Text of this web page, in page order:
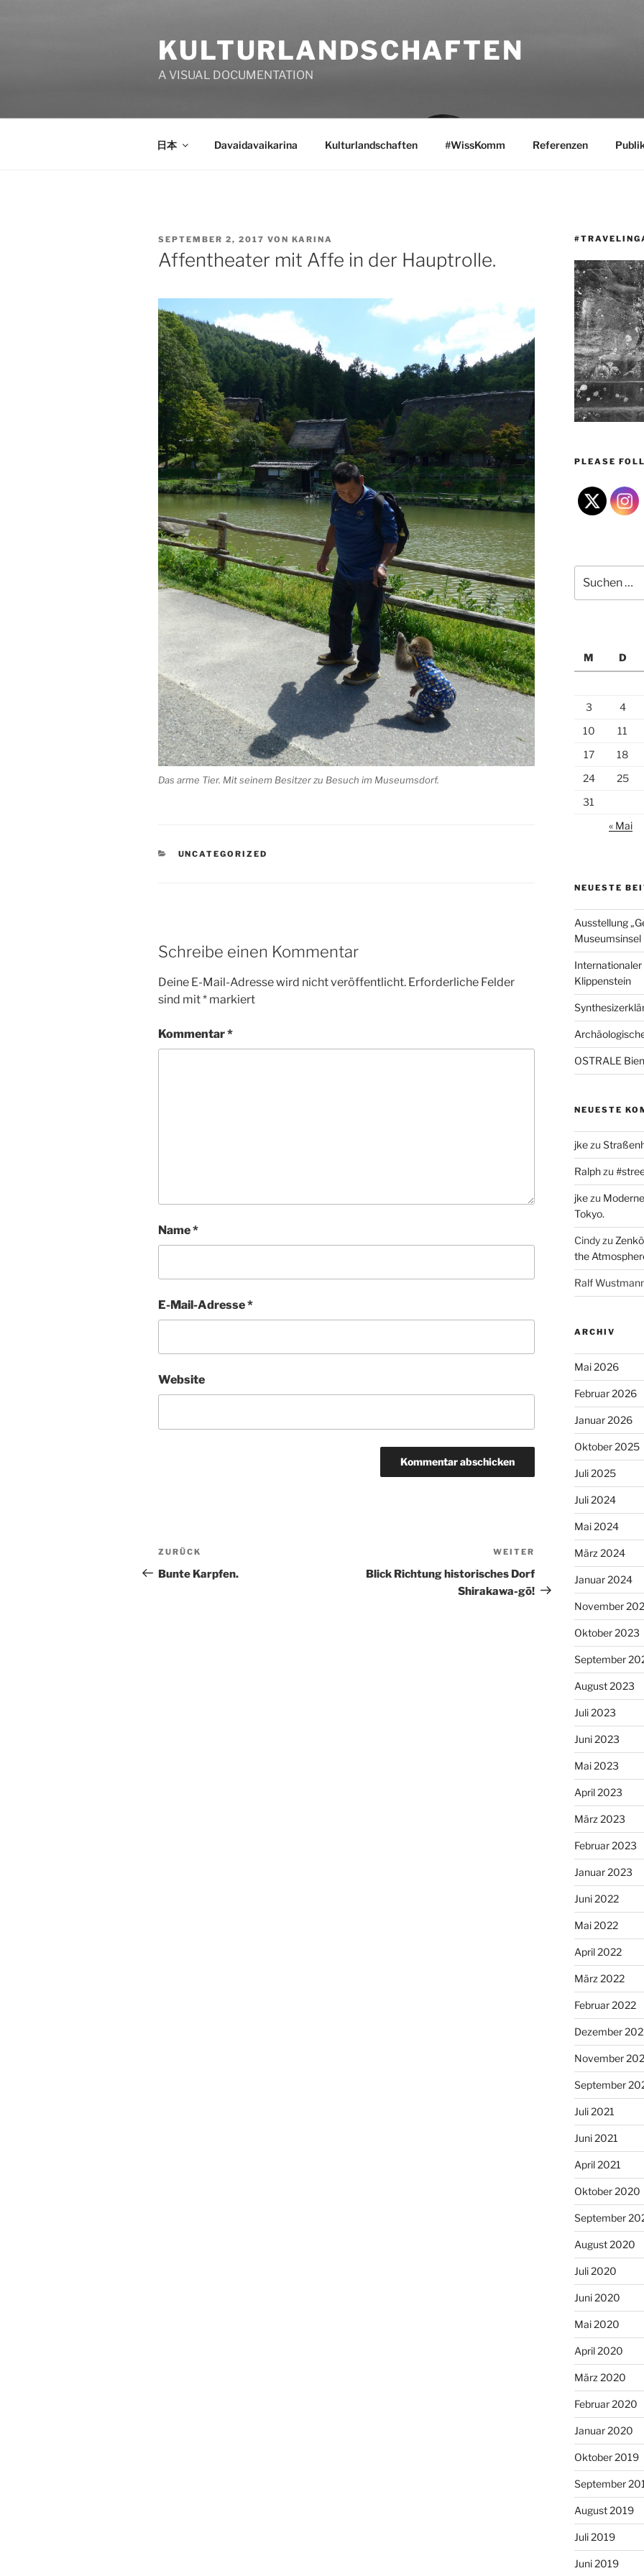
KULTURLANDSCHAFTEN
A VISUAL DOCUMENTATION
日本 Davaidavaikarina Kulturlandschaften #WissKomm Referenzen
VERÖFFENTLICHT
AM
SEPTEMBER 2, 2017 VON KARINA
Affentheater mit Affe in der Hauptrolle.
Das arme Tier. Mit seinem Besitzer zu Besuch im Museumsdorf.
KATEGORIEN
UNCATEGORIZED
Schreibe einen Kommentar
Deine E-Mail-Adresse wird nicht veröffentlicht. Erforderliche Felder
sind mit* markiert
Kommentar*
Name*
E-Mail-Adresse*
Website
Beitragsnavigation
Vorheriger
Beitrag
ZURÜCK
Bunte Karpfen.
Nächster
Beitrag
WEITER
Blick Richtung historisches Dorf
Shirakawa-gō!
PLEASE
nach:
M D
3
4
10
11
17
18
24
25
31
« Mai
NEUESTE
Ausstellung
Museumsinsel
Klippenstein
OSTRALE
NEUESTE
jkezu
Ralphzu
jkezu
Tokyo.
Cindyzu
the
Ralf
ARCHIV
Mai 2026
Februar 2026
Januar 2026
Oktober 2025
Juli 2025
Juli 2024
Mai 2024
März 2024
Januar 2024
November
Oktober 2023
September
August 2023
Juli 2023
Juni 2023
Mai 2023
April 2023
März 2023
Februar 2023
Januar 2023
Juni 2022
Mai 2022
April 2022
März 2022
Februar 2022
Dezember
November
September
Juli 2021
Juni 2021
April 2021
Oktober 2020
September
August 2020
Juli 2020
Juni 2020
Mai 2020
April 2020
März 2020
Februar 2020
Januar 2020
Oktober 2019
September
August 2019
Juli 2019
Juni 2019